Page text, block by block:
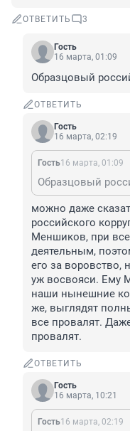
ОТВЕТИТЬ 3
Гость
16 марта, 01:09
Образцовый
ОТВЕТИТЬ
Гость
16 марта, 02:19
Гость16 марта, 01:09
Образцовый
можно даже
российского
Меншиков, при
деятельным,
его за воровство,
уж восвояси. Ему
наши нынешние
же, выглядят
все провалят.
провалят.
ОТВЕТИТЬ
Гость
16 марта, 10:21
Гость16 марта, 02:19